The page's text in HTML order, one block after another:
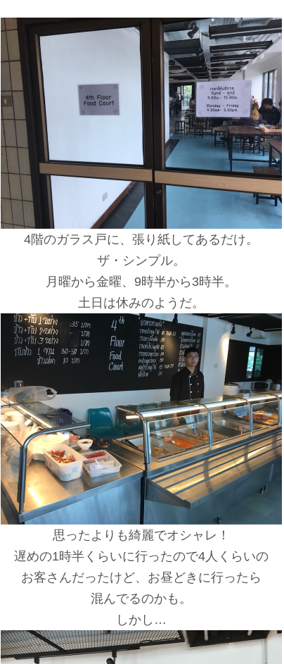
4階のガラス戸に、張り紙してあるだけ。
ザ・シンプル。
月曜から金曜、9時半から3時半。
土日は休みのようだ。
思ったよりも綺麗でオシャレ！
遅めの1時半くらいに行ったので4人くらいの
お客さんだったけど、お昼どきに行ったら
混んでるのかも。
しかし…